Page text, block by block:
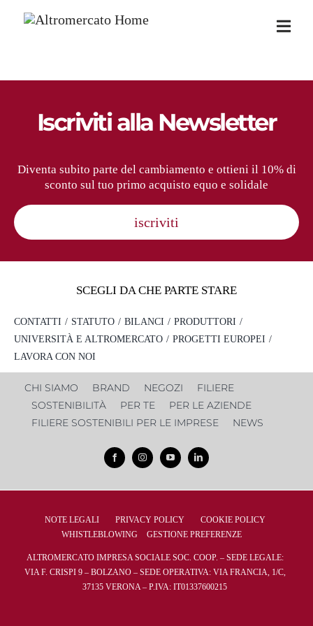
BRAND
NEGOZI
PRODUTTORI
SOSTENIBILITÀ
PER LE AZIENDE
FILIERE PER LE IMPRESE
NEWS
SHOP ONLINE
Salta
Iscriviti alla Newsletter
Diventa subito parte del cambiamento e ottieni il 10% di
sconto sul tuo primo acquisto equo e solidale
iscriviti
CONTATTI STATUTO BILANCI
PRODUTTORI
UNIVERSITÀ E ALTROMERCATO
PROGETTI EUROPEI
LAVORA CON NOI
SCEGLI DA CHE PARTE STARE
CHI SIAMO BRAND NEGOZI
FILIERE
SOSTENIBILITÀ
PER TE
PER LE AZIENDE
FILIERE SOSTENIBILI PER LE IMPRESE
NEWS
NOTE LEGALI PRIVACY POLICY
COOKIE POLICY
WHISTLEBLOWING
GESTIONE PREFERENZE
ALTROMERCATO IMPRESA SOCIALE SOC. COOP. – SEDE LEGALE:
VIA F. CRISPI 9 – BOLZANO – SEDE OPERATIVA: VIA FRANCIA, 1/C,
37135 VERONA – P.IVA: IT01337600215